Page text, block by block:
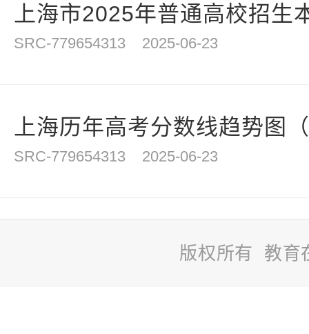
上海市2025年普通高校招生
SRC-779654313 2025-06-23
上海历年高考分数线趋势图
SRC-779654313 2025-06-23
版权所有 教育